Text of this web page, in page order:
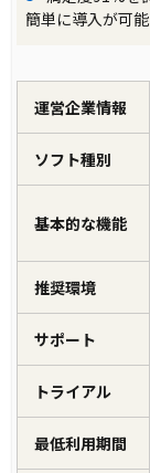
簡単に導入が可能
運営企業情報
ソフト種別
基本的な機能
推奨環境
サポート
トライアル
最低利用期間